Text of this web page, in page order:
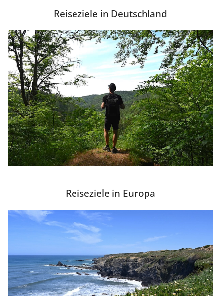
Reiseziele in Deutschland
Reiseziele in Europa